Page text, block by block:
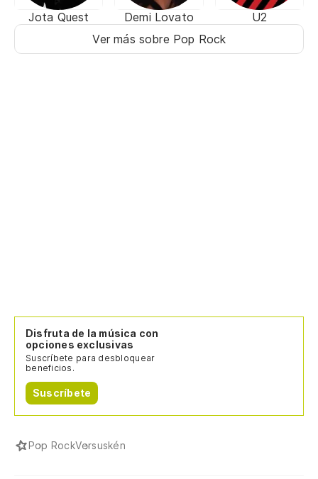
Jota Quest Demi Lovato
U2
Ver más sobre Pop Rock
Disfruta de la música con
opciones exclusivas
Suscríbete para desbloquear
beneficios.
Suscríbete
Pop RockVersuskén